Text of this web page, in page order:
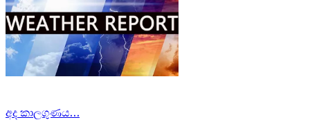
අද කාලගුණය…